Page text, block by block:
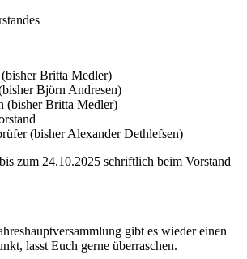
Britta Medler)
Björn Andresen)
(bisher Britta Medler)
(bisher Alexander Dethlefsen)
zum 24.10.2025 schriftlich beim Vorstand
gibt es wieder einen
lasst Euch gerne überraschen.